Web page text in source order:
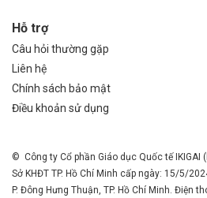
Hỗ trợ
Câu hỏi thường gặp
Liên hệ
Chính sách bảo mật
Điều khoản sử dụng
© Công ty Cổ phần Giáo dục Quốc tế IKIGAI
Sở KHĐT TP. Hồ Chí Minh cấp ngày: 15/5/
P. Đông Hưng Thuận, TP. Hồ Chí Minh. Điện